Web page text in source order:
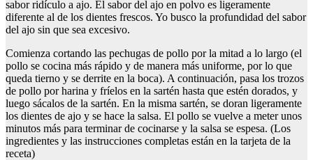
sabor ridículo a ajo. El sabor del ajo en polvo es ligeramente
diferente al de los dientes frescos. Yo busco la profundidad del sabor
del ajo sin que sea excesivo.
Comienza cortando las pechugas de pollo por la mitad a lo largo (el
pollo se cocina más rápido y de manera más uniforme, por lo que
queda tierno y se derrite en la boca). A continuación, pasa los trozos
de pollo por harina y fríelos en la sartén hasta que estén dorados, y
luego sácalos de la sartén. En la misma sartén, se doran ligeramente
los dientes de ajo y se hace la salsa. El pollo se vuelve a meter unos
minutos más para terminar de cocinarse y la salsa se espesa. (Los
ingredientes y las instrucciones completas están en la tarjeta de la
receta)